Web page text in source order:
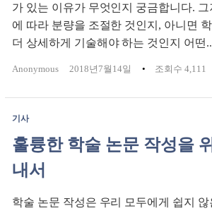
가 있는 이유가 무엇인지 궁금합니다.
에 따라 분량을 조절한 것인지, 아니면
더 상세하게 기술해야 하는 것인지 어떤
Anonymous 2018년7월14일 조회수 4,111
기사
훌륭한 학술 논문 작성을
내서
학술 논문 작성은 우리 모두에게 쉽지